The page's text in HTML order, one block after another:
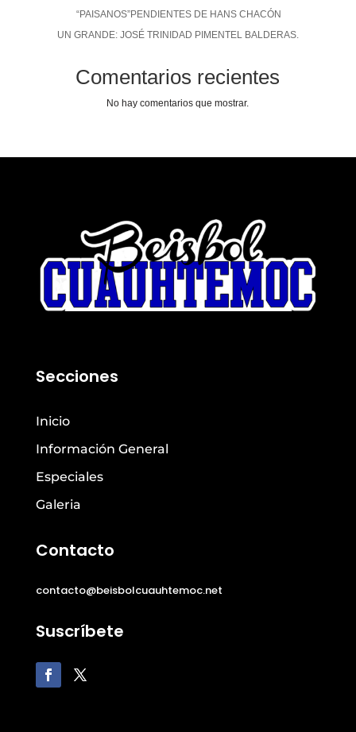
“PAISANOS”PENDIENTES DE HANS CHACÓN
UN GRANDE: JOSÉ TRINIDAD PIMENTEL BALDERAS.
Comentarios recientes
No hay comentarios que mostrar.
Secciones
Inicio
Información General
Especiales
Galeria
Contacto
contacto@beisbolcuauhtemoc.net
Suscríbete